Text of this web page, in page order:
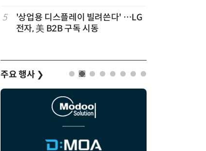
5
'상업용 디스플레이 빌려쓴다' …LG
전자, 美 B2B 구독 시동
주요 행사 ❯